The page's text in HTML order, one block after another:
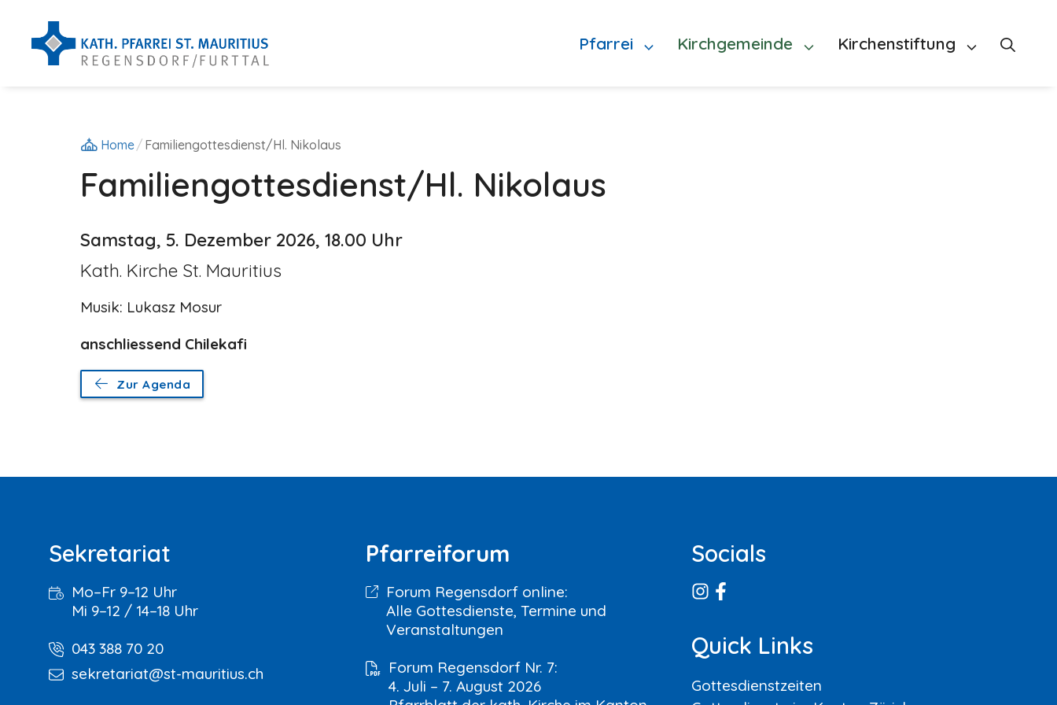
springen
Pfarrei Kirchgemeinde Kirchenstiftung
Home/ Familiengottesdienst/Hl. Nikolaus
Familiengottesdienst/Hl. Nikolaus
Samstag, 5. Dezember 2026, 18.00 Uhr
Kath. Kirche St. Mauritius
Musik: Lukasz Mosur
anschliessend Chilekafi
Zur Agenda
Sekretariat
Mo–Fr 9–12 Uhr
Mi 9–12 / 14–18 Uhr
043 388 70 20
sekretariat@st-mauritius.ch
Pfarreiforum
Forum Regensdorf online:
Alle Gottesdienste, Termine und
Veranstaltungen
Forum Regensdorf Nr. 7:
4. Juli – 7. August 2026
Socials
Quick Links
Gottesdienstzeiten